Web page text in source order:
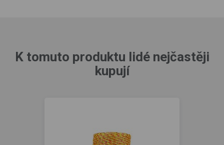
K tomuto produktu lidé nejčastěji
kupují